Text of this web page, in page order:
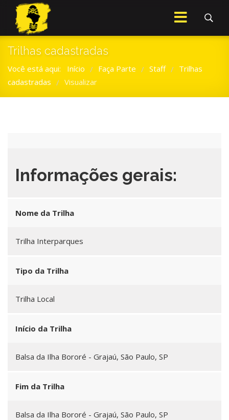
Trilhas cadastradas
Você está aqui: Início / Faça Parte / Staff / Trilhas
cadastradas / Visualizar
Informações gerais:
Nome da Trilha
Trilha Interparques
Tipo da Trilha
Trilha Local
Início da Trilha
Balsa da Ilha Bororé - Grajaú, São Paulo, SP
Fim da Trilha
Balsa da Ilha Bororé - Grajaú, São Paulo, SP